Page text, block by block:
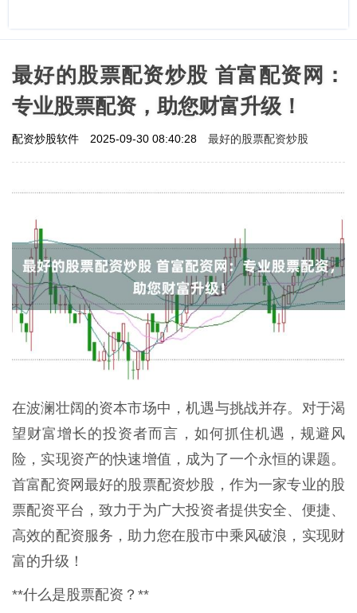
最好的股票配资炒股 首富配资网：
专业股票配资，助您财富升级！
配资炒股软件 2025-09-30 08:40:28 最好的股票配资炒股
在波澜壮阔的资本市场中，机遇与挑战并存。对于渴
望财富增长的投资者而言，如何抓住机遇，规避风
险，实现资产的快速增值，成为了一个永恒的课题。
首富配资网最好的股票配资炒股，作为一家专业的股
票配资平台，致力于为广大投资者提供安全、便捷、
高效的配资服务，助力您在股市中乘风破浪，实现财
富的升级！
**什么是股票配资？**